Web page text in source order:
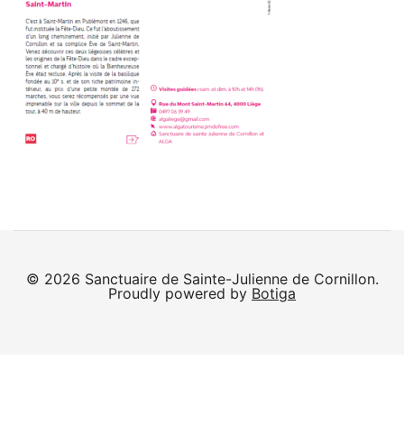
© 2026 Sanctuaire de Sainte-Julienne de Cornillon.
Proudly powered by Botiga